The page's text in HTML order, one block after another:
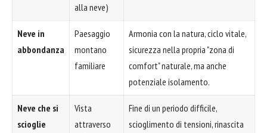
alla neve)
Neve in
abbondanza
Paesaggio
montano
familiare
Armonia con la natura, ciclo vitale,
sicurezza nella propria "zona di
comfort" naturale, ma anche
potenziale isolamento.
Neve che si
scioglie
Vista
attraverso
Fine di un periodo difficile,
scioglimento di tensioni, rinascita